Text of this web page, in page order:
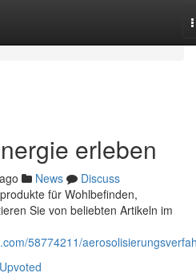
erleben
News
Discuss
für Wohlbefinden,
Sie von beliebten Artikeln im
58774211/